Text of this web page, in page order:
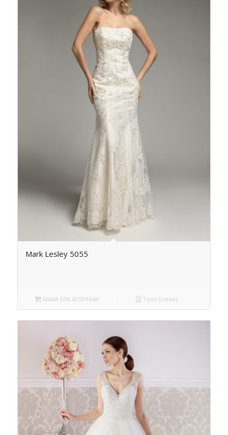
Mark Lesley 5055
MAAK EEN AFSPRAAK Toon Details